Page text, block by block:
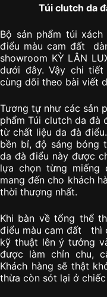
Túi clutch da
Bộ sản phẩm túi
điểu màu cam đất
showroom KỲ LÂN
dưới đây. Vậy chi
cùng dõi theo bài viết
Tương tự như các sản
phẩm Túi clutch da
từ chất liệu da đà
bền bỉ, độ sáng bóng
da đà điểu này được
lựa chọn từng
mang đến cho khách
thời thượng nhất.
Khi bàn về tổng thể
điểu màu cam đất thì
kỹ thuật lên ý tưởng
được làm chỉn chu,
Khách hàng sẽ thật
thừa còn sót lại ở